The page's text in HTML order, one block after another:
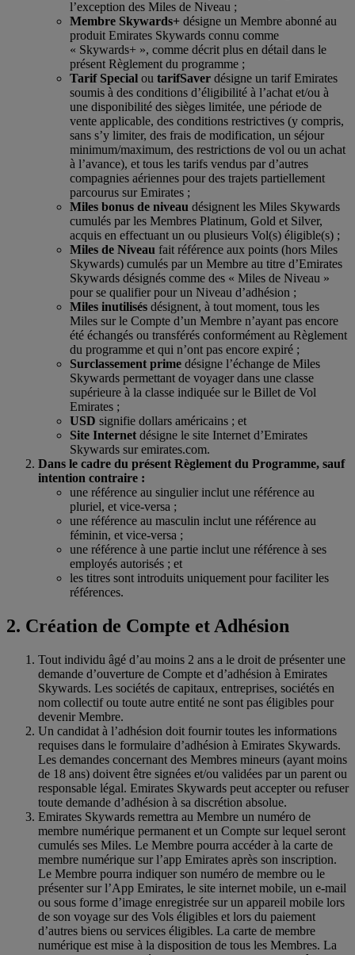
l’exception des Miles de Niveau ;
Membre Skywards+ désigne un Membre abonné au
produit Emirates Skywards connu comme
« Skywards+ », comme décrit plus en détail dans le
présent Règlement du programme ;
Tarif Special ou tarifSaver désigne un tarif Emirates
soumis à des conditions d’éligibilité à l’achat et/ou à
une disponibilité des sièges limitée, une période de
vente applicable, des conditions restrictives (y compris,
sans s’y limiter, des frais de modification, un séjour
minimum/maximum, des restrictions de vol ou un achat
à l’avance), et tous les tarifs vendus par d’autres
compagnies aériennes pour des trajets partiellement
parcourus sur Emirates ;
Miles bonus de niveau désignent les Miles Skywards
cumulés par les Membres Platinum, Gold et Silver,
acquis en effectuant un ou plusieurs Vol(s) éligible(s) ;
Miles de Niveau fait référence aux points (hors Miles
Skywards) cumulés par un Membre au titre d’Emirates
Skywards désignés comme des « Miles de Niveau »
pour se qualifier pour un Niveau d’adhésion ;
Miles inutilisés désignent, à tout moment, tous les
Miles sur le Compte d’un Membre n’ayant pas encore
été échangés ou transférés conformément au Règlement
du programme et qui n’ont pas encore expiré ;
Surclassement prime désigne l’échange de Miles
Skywards permettant de voyager dans une classe
supérieure à la classe indiquée sur le Billet de Vol
Emirates ;
USD signifie dollars américains ; et
Site Internet désigne le site Internet d’Emirates
Skywards sur emirates.com.
Dans le cadre du présent Règlement du Programme, sauf
intention contraire :
une référence au singulier inclut une référence au
pluriel, et vice-versa ;
une référence au masculin inclut une référence au
féminin, et vice-versa ;
une référence à une partie inclut une référence à ses
employés autorisés ; et
les titres sont introduits uniquement pour faciliter les
références.
2. Création de Compte et Adhésion
Tout individu âgé d’au moins 2 ans a le droit de présenter une
demande d’ouverture de Compte et d’adhésion à Emirates
Skywards. Les sociétés de capitaux, entreprises, sociétés en
nom collectif ou toute autre entité ne sont pas éligibles pour
devenir Membre.
Un candidat à l’adhésion doit fournir toutes les informations
requises dans le formulaire d’adhésion à Emirates Skywards.
Les demandes concernant des Membres mineurs (ayant moins
de 18 ans) doivent être signées et/ou validées par un parent ou
responsable légal. Emirates Skywards peut accepter ou refuser
toute demande d’adhésion à sa discrétion absolue.
Emirates Skywards remettra au Membre un numéro de
membre numérique permanent et un Compte sur lequel seront
cumulés ses Miles. Le Membre pourra accéder à la carte de
membre numérique sur l’app Emirates après son inscription.
Le Membre pourra indiquer son numéro de membre ou le
présenter sur l’App Emirates, le site internet mobile, un e-mail
ou sous forme d’image enregistrée sur un appareil mobile lors
de son voyage sur des Vols éligibles et lors du paiement
d’autres biens ou services éligibles. La carte de membre
numérique est mise à la disposition de tous les Membres. La